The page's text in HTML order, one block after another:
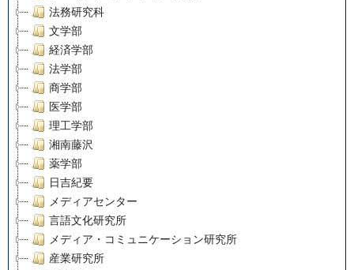
法務研究科
文学部
経済学部
法学部
商学部
医学部
理工学部
湘南藤沢
薬学部
日吉紀要
メディアセンター
言語文化研究所
メディア・コミュニケーション研究所
産業研究所